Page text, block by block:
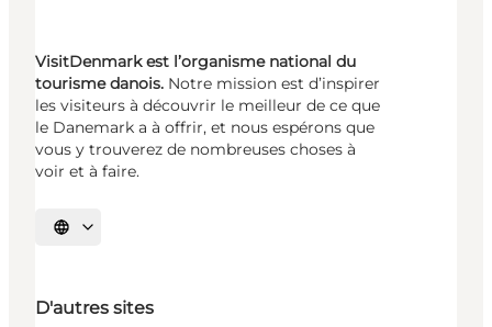
VisitDenmark est l’organisme national du
tourisme danois. Notre mission est d’inspirer
les visiteurs à découvrir le meilleur de ce que
le Danemark a à offrir, et nous espérons que
vous y trouverez de nombreuses choses à
voir et à faire.
Choisissez la langue
D'autres sites